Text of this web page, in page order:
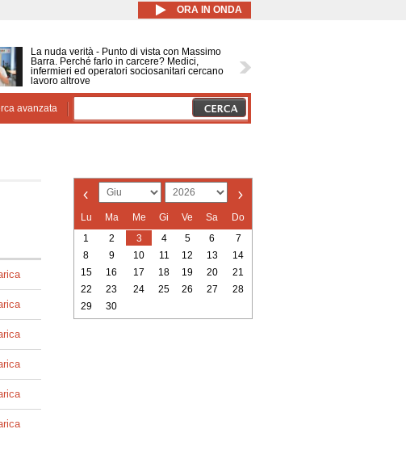
ORA IN ONDA
La nuda verità - Punto di vista con Massimo
Barra. Perché farlo in carcere? Medici,
infermieri ed operatori sociosanitari cercano
lavoro altrove
avanzata
Lu Ma Me Gi Ve Sa
Do
1
2 3 4 5 6
7
8
9 10 11 12 13
14
15
16 17 18 19 20
21
22
23 24 25 26 27
28
29
30